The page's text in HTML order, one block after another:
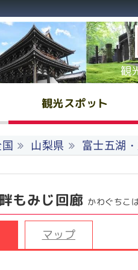
観
観光スポット
山梨県 富士五湖
もみじ回廊 かわぐちこ
マップ